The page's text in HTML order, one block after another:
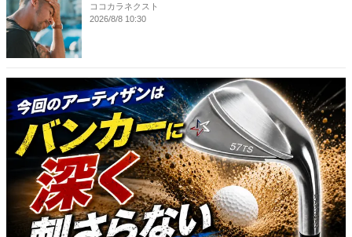
ココカラネクスト
2026/8/8 10:30